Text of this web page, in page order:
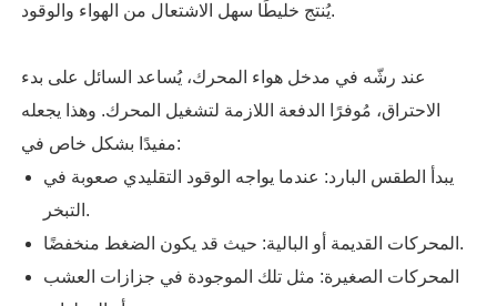
يُنتج خليطًا سهل الاشتعال من الهواء والوقود.
عند رشّه في مدخل هواء المحرك، يُساعد السائل على بدء
الاحتراق، مُوفرًا الدفعة اللازمة لتشغيل المحرك. وهذا يجعله
مفيدًا بشكل خاص في:
يبدأ الطقس البارد: عندما يواجه الوقود التقليدي صعوبة في
التبخر.
المحركات القديمة أو البالية: حيث قد يكون الضغط منخفضًا.
المحركات الصغيرة: مثل تلك الموجودة في جزازات العشب